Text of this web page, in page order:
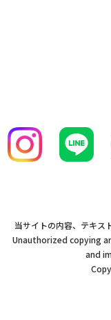
当サイトの内容、テキス
Unauthorized copying
and